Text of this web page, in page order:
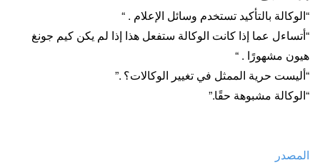
“الوكالة بالتأكيد تستخدم وسائل الإعلام . “
“أتساءل عما إذا كانت الوكالة ستفعل هذا إذا لم يكن كيم جونغ
هيون مشهورًا . “
“أليست حرية الممثل في تغيير الوكالات؟ .”
“الوكالة مشبوهة حقًا.”
المصدر